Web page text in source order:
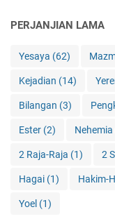
PERJANJIAN LAMA
Yesaya (62)
Kejadian (14)
Bilangan (3)
Ester (2) Nehemia
2 Raja-Raja (1) 2
Hagai (1) Hakim-
Yoel (1)